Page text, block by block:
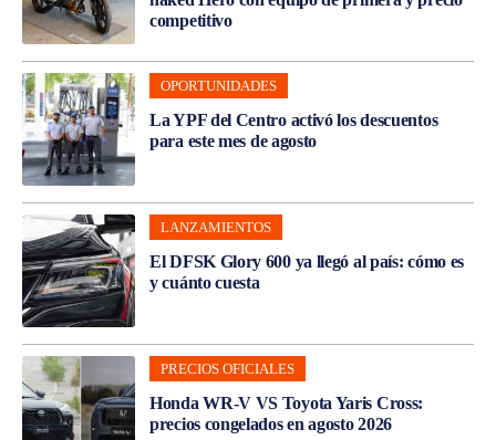
competitivo
OPORTUNIDADES
La YPF del Centro activó los descuentos
para este mes de agosto
LANZAMIENTOS
El DFSK Glory 600 ya llegó al país: cómo es
y cuánto cuesta
PRECIOS OFICIALES
Honda WR-V VS Toyota Yaris Cross:
precios congelados en agosto 2026